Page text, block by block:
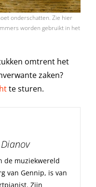
onderschatten. Zie hier
worden gebruikt in het
omtrent het
zaken?
te sturen.
de muziekwereld
van Gennip, is van
Zijn